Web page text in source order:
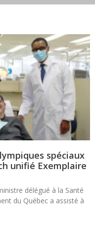
spéciaux
unifié Exemplaire
délégué à la Santé
du Québec a assisté à